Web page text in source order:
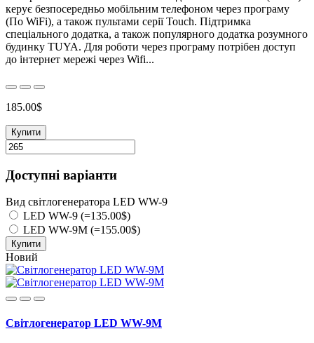
керує безпосередньо мобільним телефоном через програму
(По WiFi), а також пультами серії Touch. Підтримка
спеціального додатка, а також популярного додатка розумного
будинку TUYA. Для роботи через програму потрібен доступ
до інтернет мережі через Wifi...
185.00$
Купити
Доступні варіанти
Вид світлогенератора LED WW-9
LED WW-9 (=135.00$)
LED WW-9М (=155.00$)
Купити
Новий
Світлогенератор LED WW-9M